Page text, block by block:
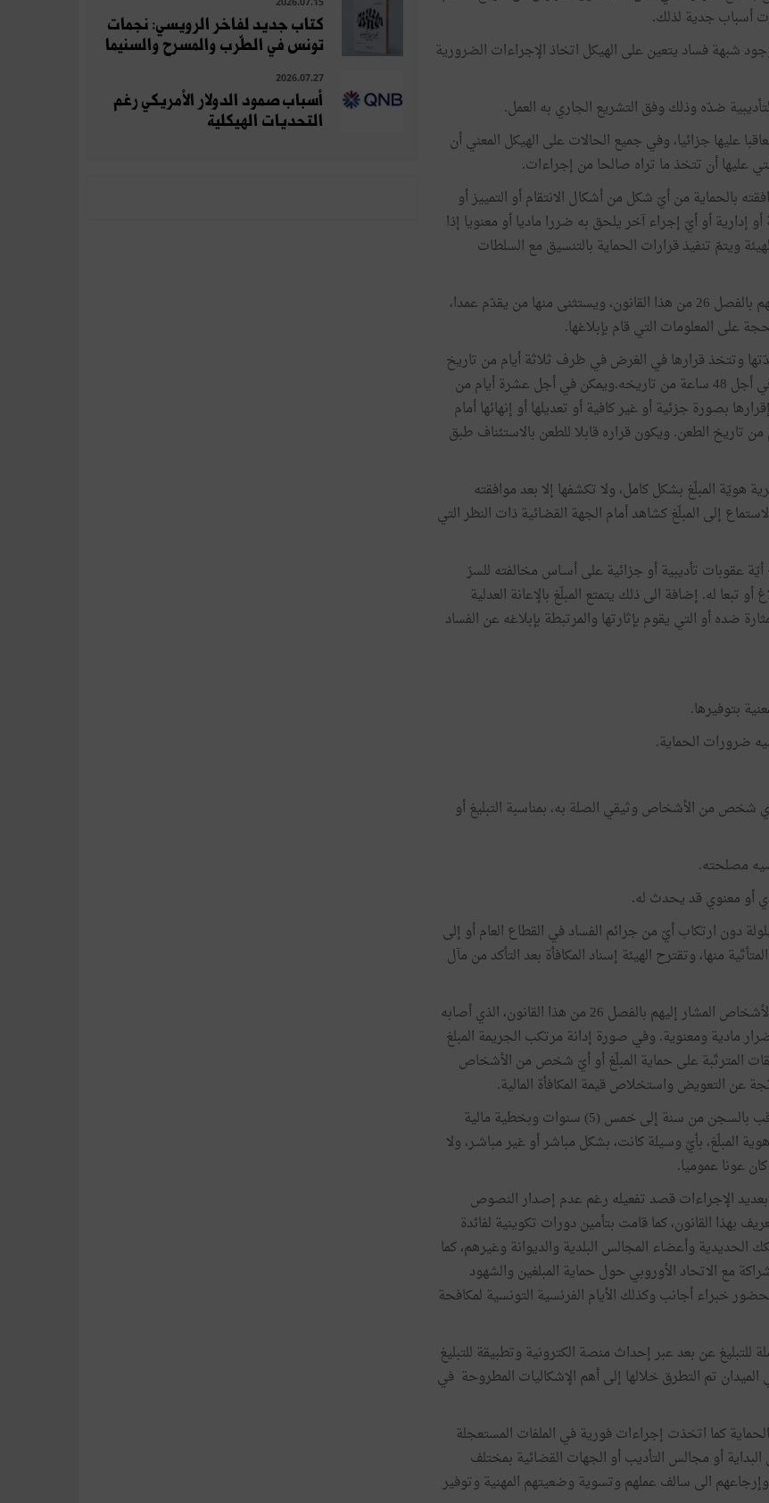
أسباب جدية لذلك.
شبهة فساد يتعين على الهيكل اتخاذ الإجراءات الضرورية
ضدّه وذلك وفق التشريع الجاري به العمل.
عليها جزائيا، وفي جميع الحالات على الهيكل المعني أن
عليها أن تتخذ ما تراه صالحا من إجراءات.
بالحماية من أيّ شكل من أشكال الانتقام أو التمييز أو
إدارية أو أيّ إجراء آخر يلحق به ضررا ماديا أو معنويا إذا
ويتمّ تنفيذ قرارات الحماية بالتنسيق مع السلطات
وتنسحب الحماية على الأشخاص وثيقي الصلة بالمبلّغ المشار إليهم بالفصل 26 من هذا القانون، ويستثنى منها من يقدّم عمدا،
على المعلومات التي قام بإبلاغها.
وتتخذ قرارها في الغرض في ظرف ثلاثة أيام من تاريخ
توصلها بالطلب، وتتولّى في كل الأحوال إبلاغ قرارها إلى المبلّغ في أجل 48 ساعة من تاريخه.ويمكن في أجل عشرة أيام من
بصورة جزئية أو غير كافية أو تعديلها أو إنهائها أمام
تاريخ الطعن. ويكون قراره قابلا للطعن بالاستئناف طبق
المبلّغ بشكل كامل، ولا تكشفها إلا بعد موافقته
إلى المبلّغ كشاهد أمام الجهة القضائية ذات النظر التي
عقوبات تأديبية أو جزائية على أسـاس مخالفته للسرّ
تبعا له. إضافة الى ذلك يتمتع المبلّغ بالإعانة العدلية
ضده أو التي يقوم بإثارتها والمرتبطة بإبلاغه عن الفساد
بتوفيرها.
ضرورات الحماية.
شخص من الأشخاص وثيقي الصلة به، بمناسبة التبليغ أو
مصلحته.
أو معنوي قد يحدث له.
دون ارتكاب أيّ من جرائم الفساد في القطاع العام أو إلى
منها، وتقترح الهيئة إسناد المكافأة بعد التأكد من مآل
كما تلتزم الدولة بتعويض المبلّغ، أو عند الاقتضاء أيّ شخص من الأشخاص المشار إليهم بالفصل 26 من هذا القانون، الذي أصابه
مادية ومعنوية. وفي صورة إدانة مرتكب الجريمة المبلغ
المترتّبة على حماية المبلّغ أو أيّ شخص من الأشخاص
أما فيما يتعلق بالجانب الردعي فقد ورد ضمن هذا القانون أنه يعاقب بالسجن من سنة إلى خمس (5) سنوات وبخطية مالية
كل من تعمّد كشف هوية المبلّغ، بأيّ وسيلة كانت، بشكل مباشر أو غير مباشـر، ولا
عونا عموميا.
بعديد الإجراءات قصد تفعيله رغم عدم إصدار النصوص
بهذا القانون، كما قامت بتأمين دورات تكوينية لفائدة
الحديدية وأعضاء المجالس البلدية والديوانة وغيرهم، كما
مع الاتحاد الأوروبي حول حماية المبلغين والشهود
في قضايا الفساد المنعقدة يومي 11 و12 جانفي 2018 بحضور خبراء أجانب وكذلك الأيام الفرنسية التونسية لمكافحة
عن بعد عبر إحداث منصة الكترونية وتطبيقة للتبليغ
تم التطرق خلالها إلى أهم الإشكاليات المطروحة في
كما اتخذت إجراءات فورية في الملفات المستعجلة
أو مجالس التأديب أو الجهات القضائية بمختلف
وإرجاعهم الى سالف عملهم وتسوية وضعيتهم المهنية وتوفير
كتاب جديد لفاخر الرويسي: نجمات
تونس في الطّرب والمسرح والسنيما
2026.07.27
أسباب صمود الدولار الأمريكي رغم
التحديات الهيكلية